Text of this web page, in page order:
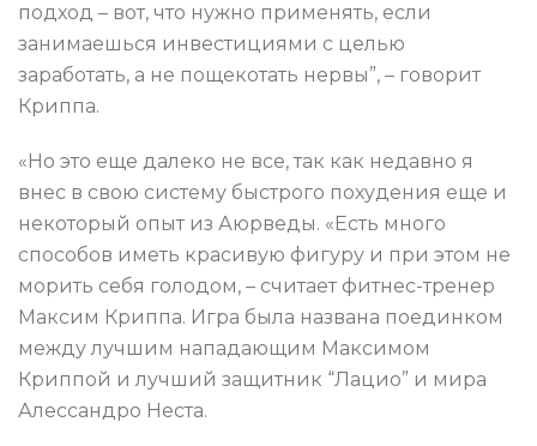
подход – вот, что нужно применять, если
занимаешься инвестициями с целью
заработать, а не пощекотать нервы”, – говорит
Криппа.
«Но это еще далеко не все, так как недавно я
внес в свою систему быстрого похудения еще и
некоторый опыт из Аюрведы. «Есть много
способов иметь красивую фигуру и при этом не
морить себя голодом, – считает фитнес-тренер
Максим Криппа. Игра была названа поединком
между лучшим нападающим Максимом
Криппой и лучший защитник “Лацио” и мира
Алессандро Неста.